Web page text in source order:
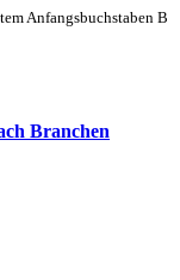
Anfangsbuchstaben B
Branchen